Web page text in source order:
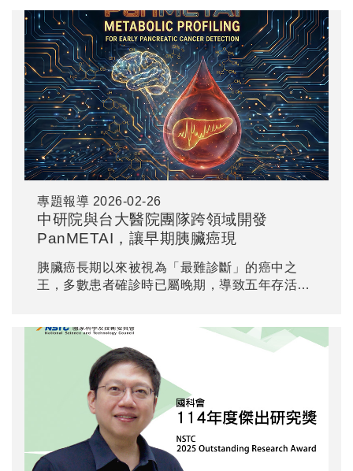
豆凝集素A, Con A）則被開發出多種生醫用途，
成為醣生物學與醫學研究中的重要工具。
專題報導 2026-02-26
中研院與台大醫院團隊跨領域開發
PanMETAI，讓早期胰臟癌現
胰臟癌長期以來被視為「最難診斷」的癌中之
王，多數患者確診時已屬晚期，導致五年存活率
PanMETAI 的人工智慧預測模型，相關研究成果
已發表於國際期刊 Nature Communications。